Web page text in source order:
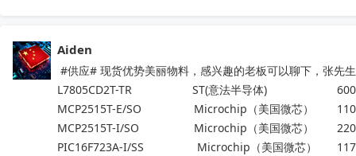
Aiden
#供应# 现货优势美丽物料，感兴趣的老板可以聊下，张先
L7805CD2T-TR                   ST(意法半导体)
MCP2515T-E/SO	           Microchip（美国微芯）
MCP2515T-I/SO	           Microchip（美国微芯）
PIC16F723A-I/SS 	            Microchip（美国微芯）